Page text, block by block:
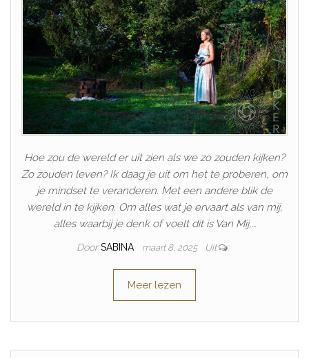
Hoe zou de wereld er uit zien als we zo zouden kijken?
Zo zouden leven? Ik daag je uit om het te proberen, om
je mindset te veranderen. Met een andere blik de
wereld in te kijken. Om alles wat je ervaart als van mij,
alles waarbij je denk of voelt dit is Van Mij,…
Door SABINA maart 8, 2025 Uit
Meer lezen